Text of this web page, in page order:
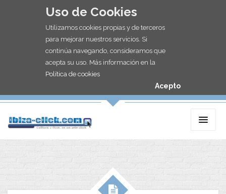
Uso de Cookies
Utilizamos cookies propias y de terceros
para mejorar nuestros servicios. Si
continúa navegando, consideramos que
acepta su uso. Más información en la
Política de cookies
Acepto